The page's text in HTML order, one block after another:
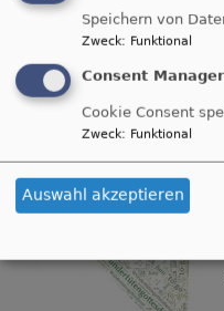
Buch
der
Welt
und?
Speichern von
Zweck: Funktional
Consent Manager
Cookie Consent
Zweck: Funktional
Auswahl akzeptieren